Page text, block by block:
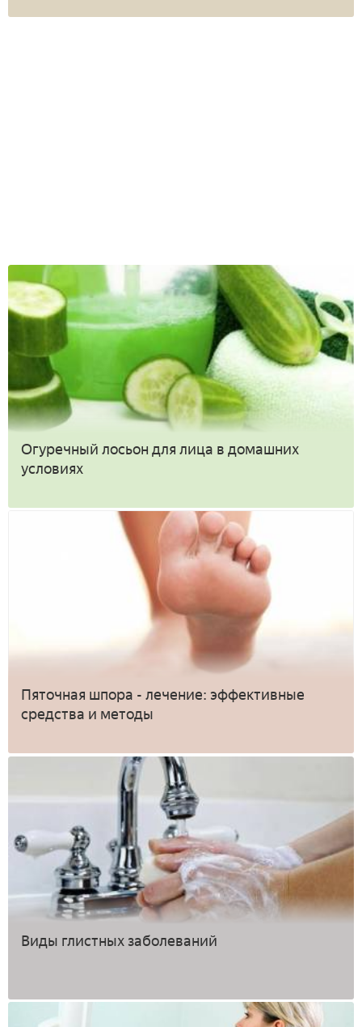
Огуречный лосьон для лица в домашних
условиях
Пяточная шпора - лечение: эффективные
средства и методы
Виды глистных заболеваний